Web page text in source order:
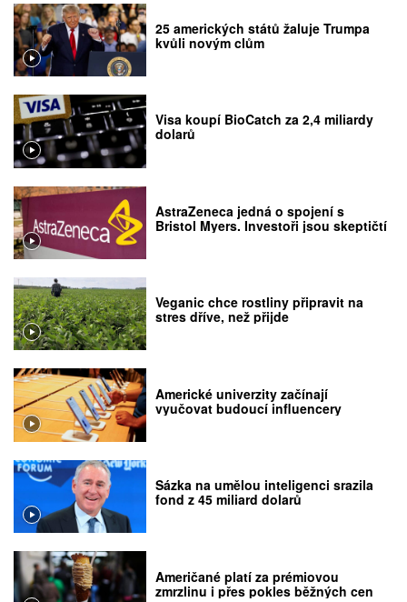
25 amerických států žaluje Trumpa
kvůli novým clům
Visa koupí BioCatch za 2,4 miliardy
dolarů
AstraZeneca jedná o spojení s
Bristol Myers. Investoři jsou skeptičtí
Veganic chce rostliny připravit na
stres dříve, než přijde
Americké univerzity začínají
vyučovat budoucí influencery
Sázka na umělou inteligenci srazila
fond z 45 miliard dolarů
Američané platí za prémiovou
zmrzlinu i přes pokles běžných cen